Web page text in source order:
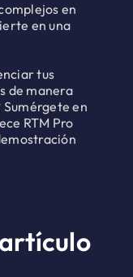
en
en una
tus
de manera
en
RTM Pro